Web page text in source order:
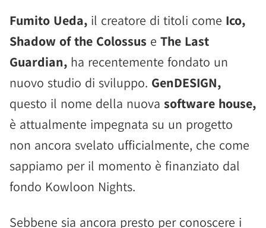
Fumito Ueda, il creatore di titoli come Ico,
Shadow of the Colossus e The Last
Guardian, ha recentemente fondato un
nuovo studio di sviluppo. GenDESIGN,
questo il nome della nuova software house,
è attualmente impegnata su un progetto
non ancora svelato ufficialmente, che come
sappiamo per il momento è finanziato dal
fondo Kowloon Nights.
Sebbene sia ancora presto per conoscere i